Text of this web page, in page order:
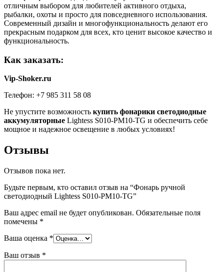
отличным выбором для любителей активного отдыха,
рыбалки, охоты и просто для повседневного использования.
Современный дизайн и многофункциональность делают его
прекрасным подарком для всех, кто ценит высокое качество и
функциональность.
Как заказать:
Vip-Shoker.ru
Телефон: +7 985 311 58 08
Не упустите возможность купить фонарики светодиодные
аккумуляторные Lightess S010-PM10-TG и обеспечить себе
мощное и надежное освещение в любых условиях!
Отзывы
Отзывов пока нет.
Будьте первым, кто оставил отзыв на “Фонарь ручной
светодиодный Lightess S010-PM10-TG”
Ваш адрес email не будет опубликован. Обязательные поля
помечены *
Ваша оценка *
Ваш отзыв *